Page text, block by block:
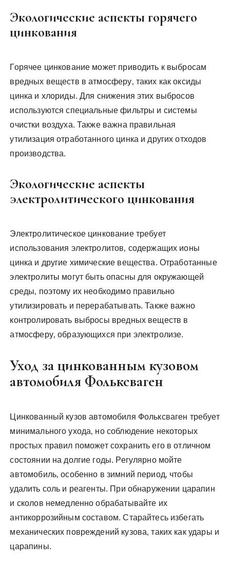
Экологические аспекты горячего
цинкования
Горячее цинкование может приводить к выбросам
вредных веществ в атмосферу‚ таких как оксиды
цинка и хлориды. Для снижения этих выбросов
используются специальные фильтры и системы
очистки воздуха. Также важна правильная
утилизация отработанного цинка и других отходов
производства.
Экологические аспекты
электролитического цинкования
Электролитическое цинкование требует
использования электролитов‚ содержащих ионы
цинка и другие химические вещества. Отработанные
электролиты могут быть опасны для окружающей
среды‚ поэтому их необходимо правильно
утилизировать и перерабатывать. Также важно
контролировать выбросы вредных веществ в
атмосферу‚ образующихся при электролизе.
Уход за цинкованным кузовом
автомобиля Фольксваген
Цинкованный кузов автомобиля Фольксваген требует
минимального ухода‚ но соблюдение некоторых
простых правил поможет сохранить его в отличном
состоянии на долгие годы. Регулярно мойте
автомобиль‚ особенно в зимний период‚ чтобы
удалить соль и реагенты. При обнаружении царапин
и сколов немедленно обрабатывайте их
антикоррозийным составом. Старайтесь избегать
механических повреждений кузова‚ таких как удары и
царапины.